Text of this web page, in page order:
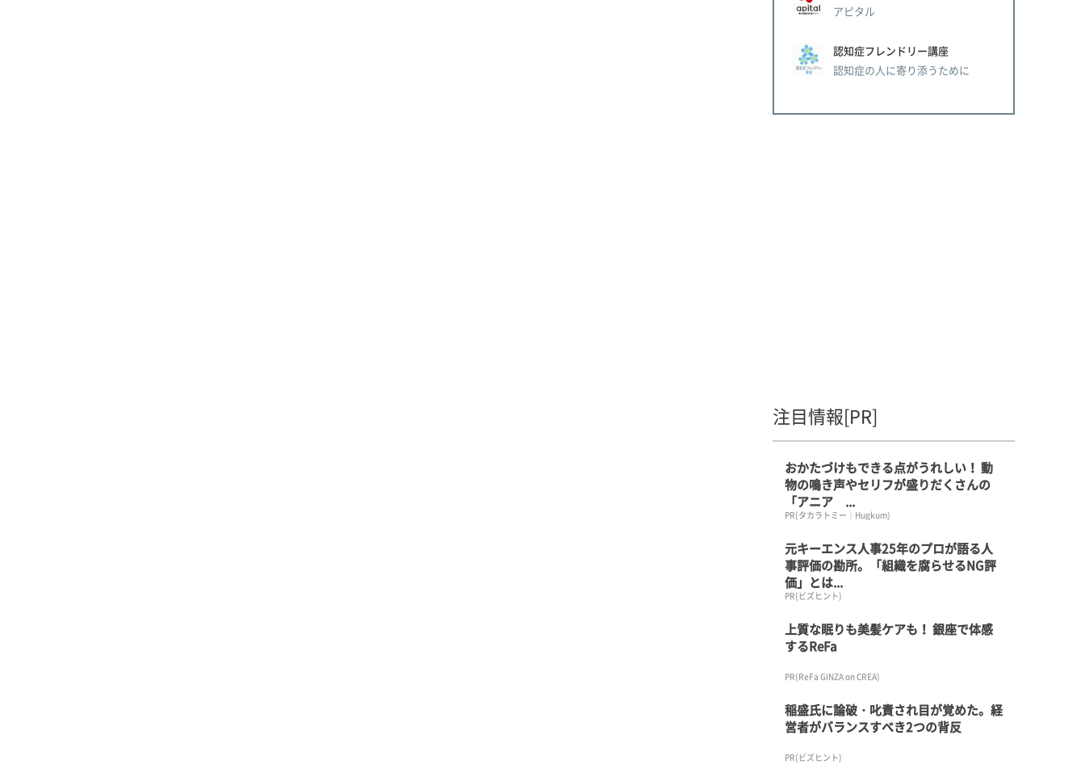
アピタル
認知症フレンドリー講座
認知症の人に寄り添うために
注目情報[PR]
おかたづけもできる点がうれしい！ 動
物の鳴き声やセリフが盛りだくさんの
「アニア ...
PR(タカラトミー｜Hugkum)
元キーエンス人事25年のプロが語る人
事評価の勘所。「組織を腐らせるNG評
価」とは...
PR(ビズヒント)
上質な眠りも美髪ケアも！ 銀座で体感
するReFa
PR(ReFa GINZA on CREA)
稲盛氏に論破・叱責され目が覚めた。経
営者がバランスすべき2つの背反
PR(ビズヒント)